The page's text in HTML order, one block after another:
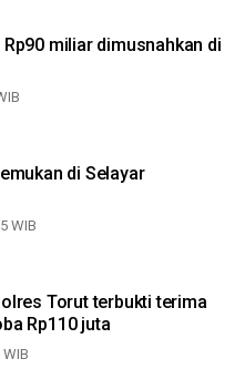
miliar dimusnahkan di
di Selayar
WIB
Torut terbukti terima
Rp110 juta